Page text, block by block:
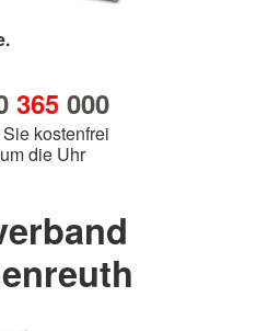
365000
kostenfrei
die Uhr